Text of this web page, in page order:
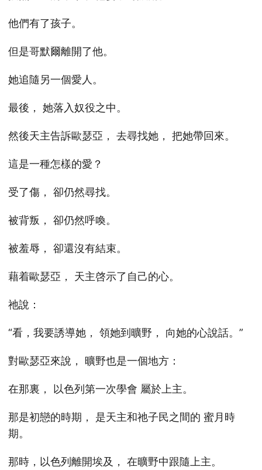
他們有了孩子。
但是哥默爾離開了他。
她追隨另一個愛人。
最後， 她落入奴役之中。
然後天主告訴歐瑟亞， 去尋找她， 把她帶回來。
這是一種怎樣的愛？
受了傷， 卻仍然尋找。
被背叛， 卻仍然呼喚。
被羞辱， 卻還沒有結束。
藉着歐瑟亞， 天主啓示了自己的心。
祂說：
“看，我要誘導她， 領她到曠野， 向她的心說話。”
對歐瑟亞來說， 曠野也是一個地方：
在那裏， 以色列第一次學會 屬於上主。
那是初戀的時期， 是天主和祂子民之間的 蜜月時
期。
那時，以色列離開埃及， 在曠野中跟隨上主。